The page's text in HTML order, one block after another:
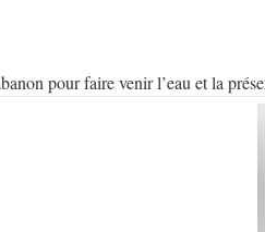
pour faire venir l’eau et la